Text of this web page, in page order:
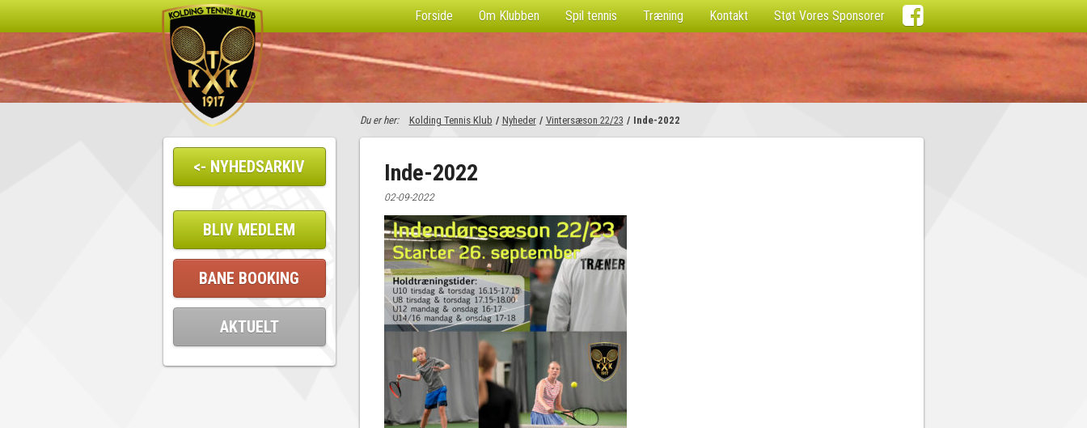

Forside Om Klubben Spil tennis Træning Kontakt Støt Vores Sponsorer
Du er her: Kolding Tennis Klub / Nyheder / Vintersæson 22/23 / Inde-2022
Inde-2022
02-09-2022
<- NYHEDSARKIV
BLIV MEDLEM
BANE BOOKING
AKTUELT